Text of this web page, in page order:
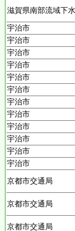
滋賀県南部流域下
宇治市
宇治市
宇治市
宇治市
宇治市
宇治市
宇治市
宇治市
宇治市
宇治市
宇治市
宇治市
京都市交通局
京都市交通局
京都市交通局